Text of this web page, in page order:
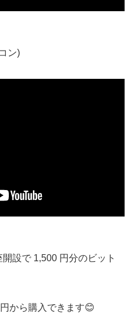
ン)
設で 1,500 円分のビット
から購入できます😊